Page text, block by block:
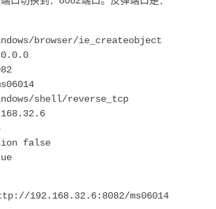
browser/ie_createobject
shell/reverse_tcp
false
192.168.32.6:8082/ms06014